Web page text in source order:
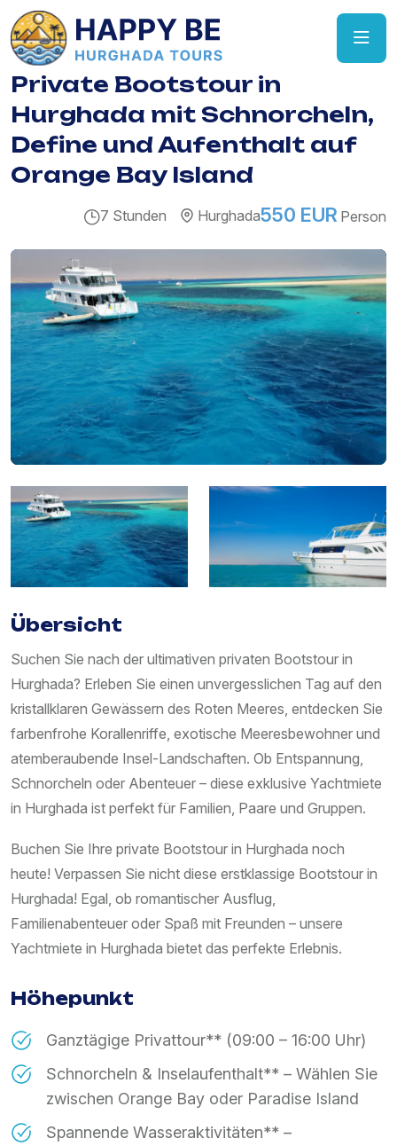
Private Bootstour in
Hurghada mit Schnorcheln,
Define und Aufenthalt auf
Orange Bay Island
7 Stunden Hurghada550 EUR Person
Übersicht
Suchen Sie nach der ultimativen privaten Bootstour in
Hurghada? Erleben Sie einen unvergesslichen Tag auf den
kristallklaren Gewässern des Roten Meeres, entdecken Sie
farbenfrohe Korallenriffe, exotische Meeresbewohner und
atemberaubende Insel-Landschaften. Ob Entspannung,
Schnorcheln oder Abenteuer – diese exklusive Yachtmiete
in Hurghada ist perfekt für Familien, Paare und Gruppen.
Buchen Sie Ihre private Bootstour in Hurghada noch
heute! Verpassen Sie nicht diese erstklassige Bootstour in
Hurghada! Egal, ob romantischer Ausflug,
Familienabenteuer oder Spaß mit Freunden – unsere
Yachtmiete in Hurghada bietet das perfekte Erlebnis.
Höhepunkt
Ganztägige Privattour** (09:00 – 16:00 Uhr)
Schnorcheln & Inselaufenthalt** – Wählen Sie
zwischen Orange Bay oder Paradise Island
Spannende Wasseraktivitäten** –